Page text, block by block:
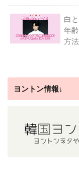
白
年
方
ヨントン情報↓